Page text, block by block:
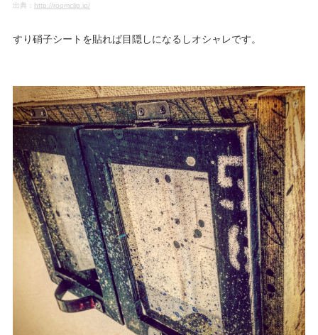
出典： http://roomclip.jp/
すり硝子シートを貼れば目隠しになるしオシャレです。